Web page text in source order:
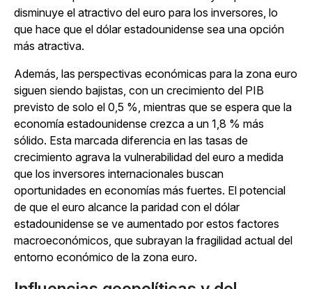
disminuye el atractivo del euro para los inversores, lo
que hace que el dólar estadounidense sea una opción
más atractiva.
Además, las perspectivas económicas para la zona euro
siguen siendo bajistas, con un crecimiento del PIB
previsto de solo el 0,5 %, mientras que se espera que la
economía estadounidense crezca a un 1,8 % más
sólido. Esta marcada diferencia en las tasas de
crecimiento agrava la vulnerabilidad del euro a medida
que los inversores internacionales buscan
oportunidades en economías más fuertes. El potencial
de que el euro alcance la paridad con el dólar
estadounidense se ve aumentado por estos factores
macroeconómicos, que subrayan la fragilidad actual del
entorno económico de la zona euro.